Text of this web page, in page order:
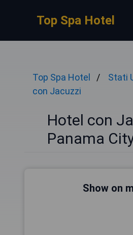
Top Spa Hotel
Top Spa Hotel Stati
con Jacuzzi
Hotel con
Panama
Show on